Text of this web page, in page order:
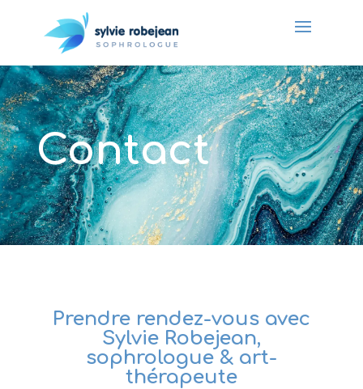
Contact
Prendre rendez-vous avec
Sylvie Robejean,
sophrologue & art-
thérapeute